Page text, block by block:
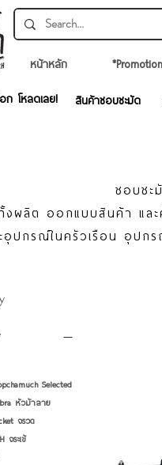
หน้าหลัก
สินค้าชอบชะมัด
ก โหลดเลย!
ชอบชะ
งผลิต ออกแบบสินค้า แล
อุปกรณ์ในครัวเรือน อุปก
Selected
หัวม้าลาย
จรวด
จระเข้